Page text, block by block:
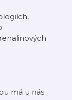
má u nás